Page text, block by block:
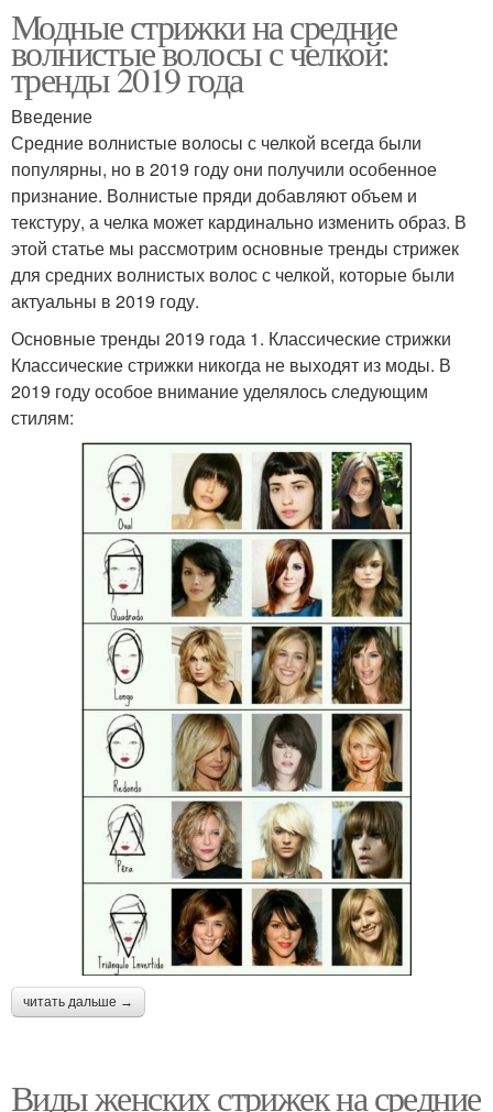
Модные стрижки на средние
волнистые волосы с челкой:
тренды 2019 года
Введение
Средние волнистые волосы с челкой всегда были
популярны, но в 2019 году они получили особенное
признание. Волнистые пряди добавляют объем и
текстуру, а челка может кардинально изменить образ. В
этой статье мы рассмотрим основные тренды стрижек
для средних волнистых волос с челкой, которые были
актуальны в 2019 году.
Основные тренды 2019 года 1. Классические стрижки
Классические стрижки никогда не выходят из моды. В
2019 году особое внимание уделялось следующим
стилям:
читать дальше →
Виды женских стрижек на средние